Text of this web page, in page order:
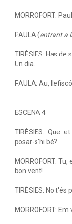
MORROFORT:
PAULA (entrant a
TIRÈSIES: Has de
Un dia...
PAULA: Au,
ESCENA 4
TIRÈSIES: Que
posar-s'hi bé?
MORROFORT:
bon vent!
TIRÈSIES: No t'és
MORROFORT: